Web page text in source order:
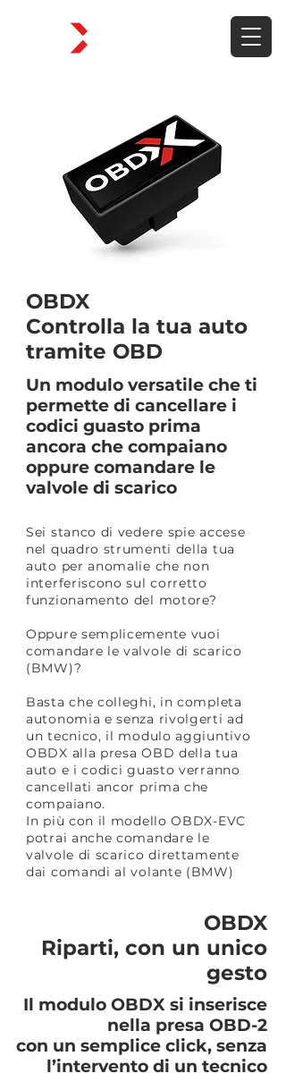
OBDX
Controlla la tua auto
tramite OBD
Un modulo versatile che ti
permette di cancellare i
codici guasto prima
ancora che compaiano
oppure comandare le
valvole di scarico
Sei stanco di vedere spie accese
nel quadro strumenti della tua
auto per anomalie che non
interferiscono sul corretto
funzionamento del motore?
Oppure semplicemente vuoi
comandare le valvole di scarico
(BMW)?
Basta che colleghi, in completa
autonomia e senza rivolgerti ad
un tecnico, il modulo aggiuntivo
OBDX alla presa OBD della tua
auto e i codici guasto verranno
cancellati ancor prima che
compaiano.
In più con il modello OBDX-EVC
potrai anche comandare le
valvole di scarico direttamente
dai comandi al volante (BMW)
OBDX
Riparti, con un unico
gesto
Il modulo OBDX si inserisce
nella presa OBD-2
con un semplice click, senza
l’intervento di un tecnico